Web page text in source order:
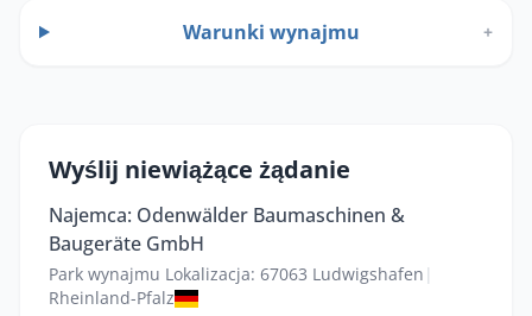
Warunki wynajmu +
Wyślij niewiążące żądanie
Najemca: Odenwälder Baumaschinen &
Baugeräte GmbH
Park wynajmu Lokalizacja: 67063 Ludwigshafen |
Rheinland-Pfalz